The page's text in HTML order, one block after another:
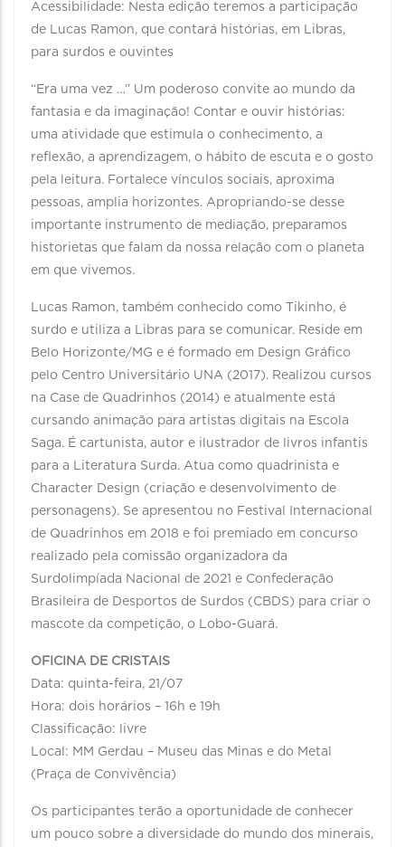
Acessibilidade: Nesta edição teremos a participação
de Lucas Ramon, que contará histórias, em Libras,
para surdos e ouvintes
“Era uma vez …” Um poderoso convite ao mundo da
fantasia e da imaginação! Contar e ouvir histórias:
uma atividade que estimula o conhecimento, a
reflexão, a aprendizagem, o hábito de escuta e o gosto
pela leitura. Fortalece vínculos sociais, aproxima
pessoas, amplia horizontes. Apropriando-se desse
importante instrumento de mediação, preparamos
historietas que falam da nossa relação com o planeta
em que vivemos.
Lucas Ramon, também conhecido como Tikinho, é
surdo e utiliza a Libras para se comunicar. Reside em
Belo Horizonte/MG e é formado em Design Gráfico
pelo Centro Universitário UNA (2017). Realizou cursos
na Case de Quadrinhos (2014) e atualmente está
cursando animação para artistas digitais na Escola
Saga. É cartunista, autor e ilustrador de livros infantis
para a Literatura Surda. Atua como quadrinista e
Character Design (criação e desenvolvimento de
personagens). Se apresentou no Festival Internacional
de Quadrinhos em 2018 e foi premiado em concurso
realizado pela comissão organizadora da
Surdolimpíada Nacional de 2021 e Confederação
Brasileira de Desportos de Surdos (CBDS) para criar o
mascote da competição, o Lobo-Guará.
OFICINA DE CRISTAIS
Data: quinta-feira, 21/07
Hora: dois horários – 16h e 19h
Classificação: livre
Local: MM Gerdau – Museu das Minas e do Metal
(Praça de Convivência)
Os participantes terão a oportunidade de conhecer
um pouco sobre a diversidade do mundo dos minerais,